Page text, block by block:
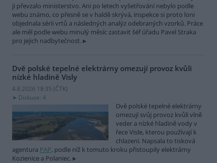
ji převzalo ministerstvo. Ani po letech vyšetřování nebylo podle
webu známo, co přesně se v haldě skrývá, inspekce si proto loni
objednala sérii vrtů a následných analýz odebraných vzorků. Práce
ale měl podle webu minulý měsíc zastavit šéf úřadu Pavel Straka
pro jejich nadbytečnost.
Dvě polské tepelné elektrárny omezují provoz kvůli
nízké hladině Visly
4.8.2026 18:35 (ČTK)
Diskuse: 4
Dvě polské tepelné elektrárny
omezují svůj provoz kvůli vlně
veder a nízké hladině vody v
řece Visle, kterou používají k
chlazení. Napsala to tisková
agentura PAP, podle níž k tomuto kroku přistoupily elektrárny
Kozienice a Polaniec.